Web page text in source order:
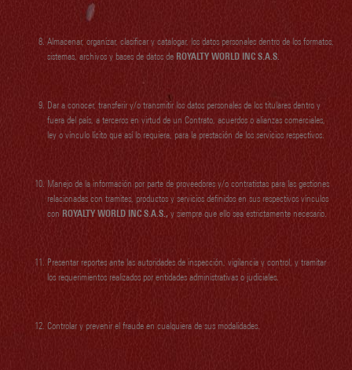
Almacenar, organizar, clasificar y catalogar, los datos personales dentro de los formatos,
sistemas, archivos y bases de datos de ROYALTY WORLD INC S.A.S.
Dar a conocer, transferir y/o transmitir los datos personales de los titulares dentro y
fuera del país, a terceros en virtud de un Contrato, acuerdos o alianzas comerciales,
ley o vínculo lícito que así lo requiera, para la prestación de los servicios respectivos.
Manejo de la información por parte de proveedores y/o contratistas para las gestiones
relacionadas con tramites, productos y servicios definidos en sus respectivos vínculos
con ROYALTY WORLD INC S.A.S., y siempre que ello sea estrictamente necesario.
Presentar reportes ante las autoridades de inspección, vigilancia y control, y tramitar
los requerimientos realizados por entidades administrativas o judiciales.
Controlar y prevenir el fraude en cualquiera de sus modalidades.